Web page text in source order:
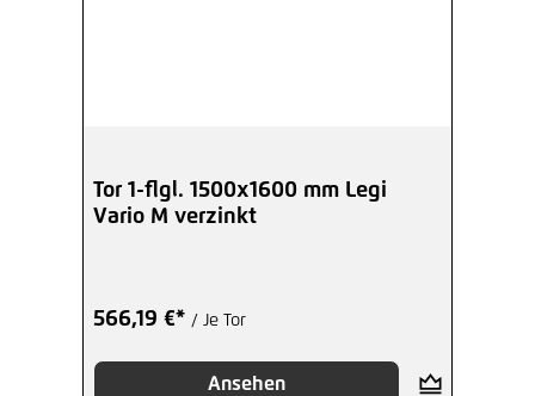
Tor 1-flgl. 1500x1600 mm Legi
Vario M verzinkt
566,19 €* / Je Tor
Ansehen